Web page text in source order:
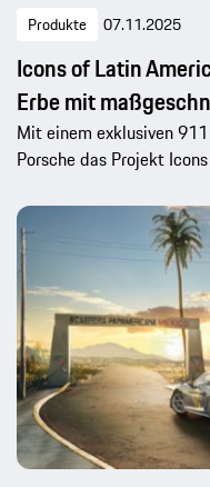
Produkte 07.11.2025
Icons of Latin
Erbe mit
Mit einem exklusiven
Porsche das Projekt